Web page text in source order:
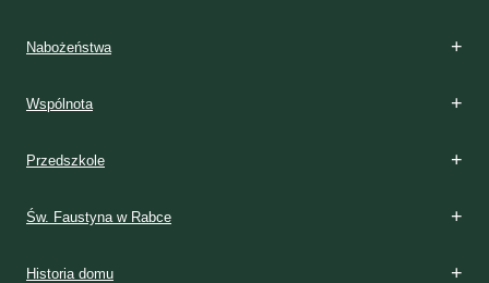
Nabożeństwa
Wspólnota
Przedszkole
Św. Faustyna w Rabce
Historia domu